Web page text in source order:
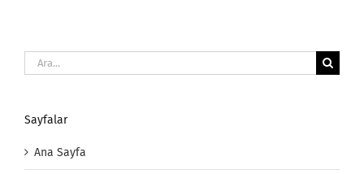
Ara:
Sayfalar
Ana Sayfa